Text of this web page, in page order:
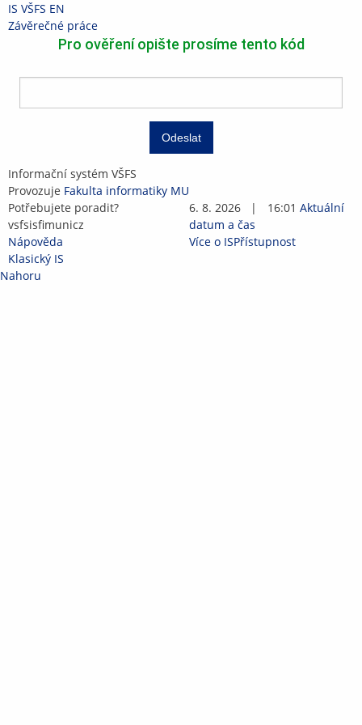
Přeskočit
na
Přeskočit
na
Přeskočit
na
Přeskočit
na
IS VŠFS EN
>
Závěrečné práce
Pro ověření opište prosíme tento kód
Odeslat
IS
VŠFS
Informační systém VŠFS
Provozuje Fakulta informatiky MU
Potřebujete poradit?
vsfsisfimunicz
Nápověda
Klasický IS
6. 8. 2026 | 16:01 Aktuální
datum a čas
Více o ISPřístupnost
Nahoru